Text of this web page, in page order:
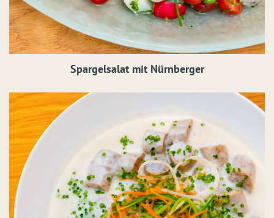
Spargelsalat mit Nürnberger